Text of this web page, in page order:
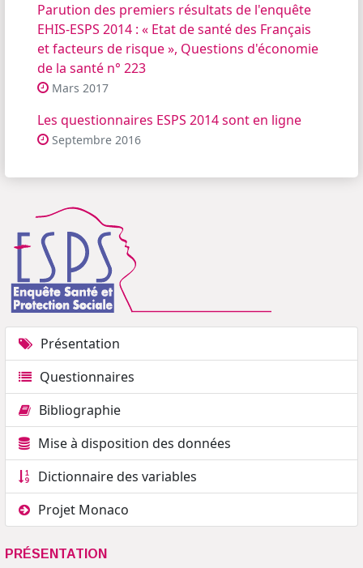
Parution des premiers résultats de l'enquête
EHIS-ESPS 2014 : « Etat de santé des Français
et facteurs de risque », Questions d'économie
de la santé n° 223
Mars 2017
Les questionnaires ESPS 2014 sont en ligne
Septembre 2016
Présentation
Questionnaires
Bibliographie
Mise à disposition des données
Dictionnaire des variables
Projet Monaco
PRÉSENTATION